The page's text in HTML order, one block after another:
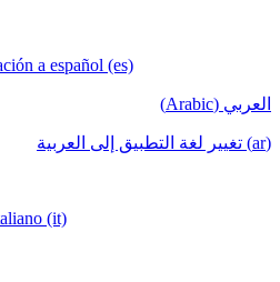
a español (es)
العربي (Arabic)
(ar) تغيير لغة التطبيق إلى العربية
(it)